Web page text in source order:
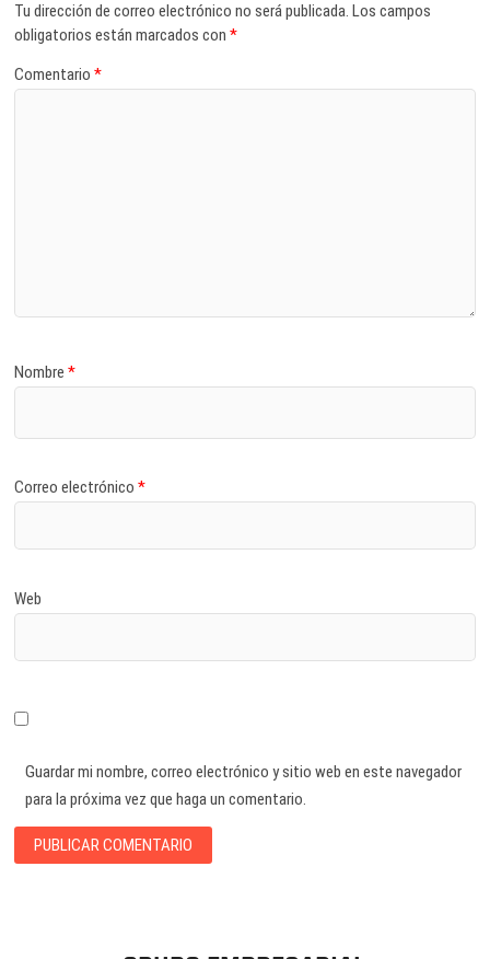
Tu dirección de correo electrónico no será publicada. Los campos
obligatorios están marcados con*
Comentario*
Nombre*
Correo electrónico*
Web
Guardar mi nombre, correo electrónico y sitio web en este navegador
para la próxima vez que haga un comentario.